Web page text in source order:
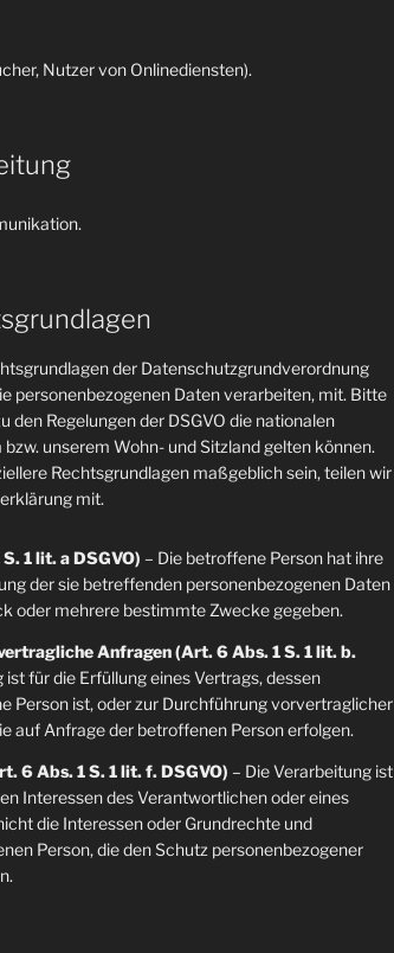
Nutzer von Onlinediensten).
der Datenschutzgrundverordnung
personenbezogenen Daten verarbeiten, mit. Bitte
den Regelungen der DSGVO die nationalen
unserem Wohn- und Sitzland gelten können.
Rechtsgrundlagen maßgeblich sein, teilen wir
mit.
1 lit. a DSGVO) – Die betroffene Person hat ihre
der sie betreffenden personenbezogenen Daten
oder mehrere bestimmte Zwecke gegeben.
Anfragen (Art. 6 Abs. 1 S. 1 lit. b.
ist für die Erfüllung eines Vertrags, dessen
Person ist, oder zur Durchführung vorvertraglicher
auf Anfrage der betroffenen Person erfolgen.
6 Abs. 1 S. 1 lit. f. DSGVO) – Die Verarbeitung ist
Interessen des Verantwortlichen oder eines
die Interessen oder Grundrechte und
Person, die den Schutz personenbezogener